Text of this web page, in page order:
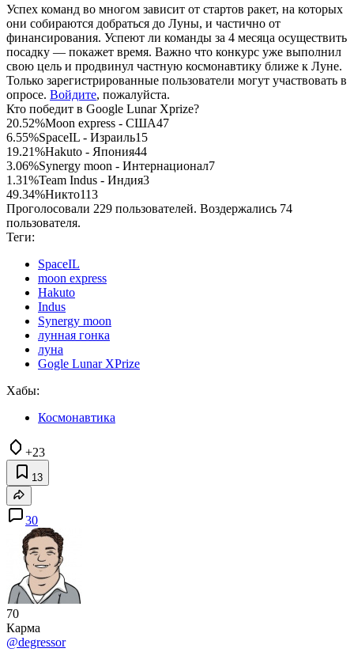
Успех команд во многом зависит от стартов ракет, на которых
они собираются добраться до Луны, и частично от
финансирования. Успеют ли команды за 4 месяца осуществить
посадку — покажет время. Важно что конкурс уже выполнил
свою цель и продвинул частную космонавтику ближе к Луне.
Только зарегистрированные пользователи могут участвовать в
опросе. Войдите, пожалуйста.
Кто победит в Google Lunar Xprize?
20.52%Moon express - США47
6.55%SpaceIL - Израиль15
19.21%Hakuto - Япония44
3.06%Synergy moon - Интернационал7
1.31%Team Indus - Индия3
49.34%Никто113
Проголосовали 229 пользователей. Воздержались 74
пользователя.
Теги:
SpaceIL
moon express
Hakuto
Indus
Synergy moon
лунная гонка
луна
Gogle Lunar XPrize
Хабы:
Космонавтика
+23
13
30
70
Карма
@degressor